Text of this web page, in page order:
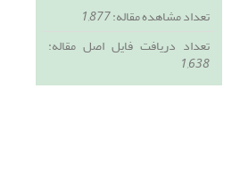
تعداد مشاهده مقاله:1,877
تعداد دریافت فایل اصل مقاله:
1,638